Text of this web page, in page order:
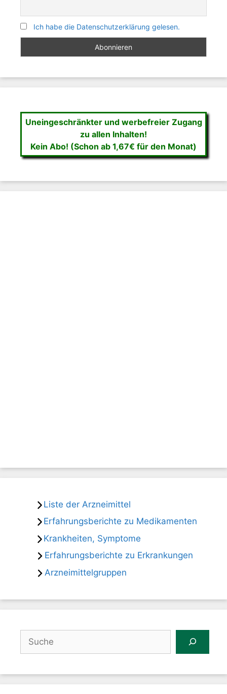
Ich habe die Datenschutzerklärung gelesen.
Uneingeschränkter und werbefreier Zugang
zu allen Inhalten!
Kein Abo! (Schon ab 1,67€ für den Monat)
Liste der Arzneimittel
Erfahrungsberichte zu Medikamenten
Krankheiten, Symptome
Erfahrungsberichte zu Erkrankungen
Arzneimittelgruppen